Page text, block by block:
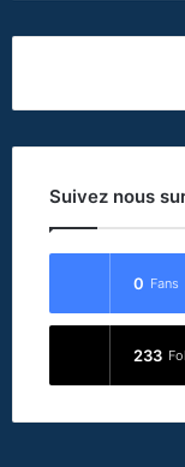
Suivez nous
0 Fans
233